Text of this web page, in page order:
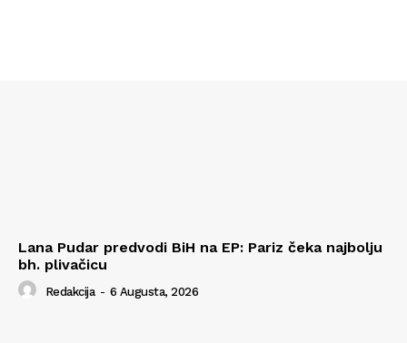
Lana Pudar predvodi BiH na EP: Pariz čeka najbolju
bh. plivačicu
Redakcija - 6 Augusta, 2026